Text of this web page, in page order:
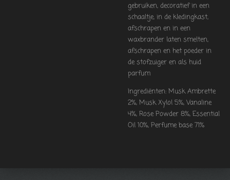
gebruiken, decoratief in een
schaaltje, in de kledingkast,
afschrapen en in een
waxbrander laten smelten,
afschrapen en het poeder in
de stofzuiger en als huid
parfum
Ingrediënten: Musk Ambrette
2%, Musk Xylol 5%, Vanaline
4%, Rose Powder 8%, Essential
Oil 10%, Perfume base 71%